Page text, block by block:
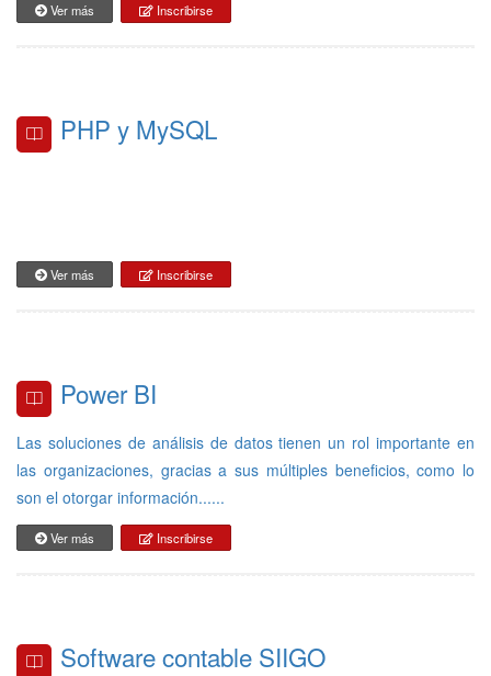
Ver más Inscribirse
PHP y MySQL
Ver más Inscribirse
Power BI
Las soluciones de análisis de datos tienen un rol importante en
las organizaciones, gracias a sus múltiples beneficios, como lo
son el otorgar información......
Ver más Inscribirse
Software contable SIIGO